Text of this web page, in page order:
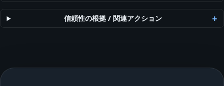
信頼性の根拠 /関連アクション